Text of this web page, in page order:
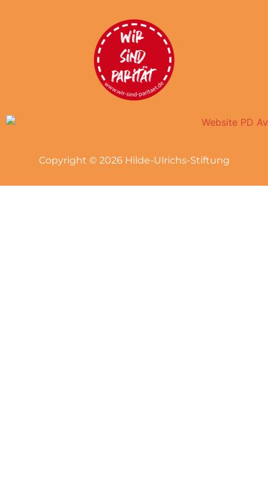
Copyright © 2026 Hilde-Ulrichs-Stiftung